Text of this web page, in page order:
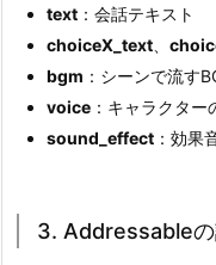
text ：会話テキスト
choiceX_text
bgm ：シーンで流す
voice ：キャラクタ
sound_effect ：効果
3. Addressableの